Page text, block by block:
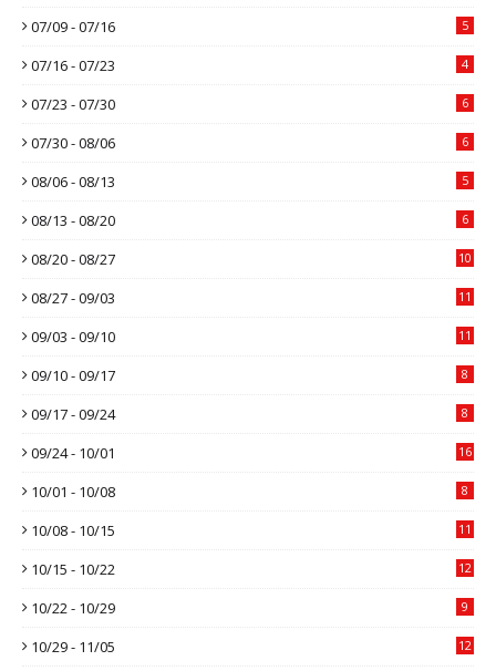
07/09 - 07/16 5
07/16 - 07/23 4
07/23 - 07/30 6
07/30 - 08/06 6
08/06 - 08/13 5
08/13 - 08/20 6
08/20 - 08/27 10
08/27 - 09/03 11
09/03 - 09/10 11
09/10 - 09/17 8
09/17 - 09/24 8
09/24 - 10/01 16
10/01 - 10/08 8
10/08 - 10/15 11
10/15 - 10/22 12
10/22 - 10/29 9
10/29 - 11/05 12